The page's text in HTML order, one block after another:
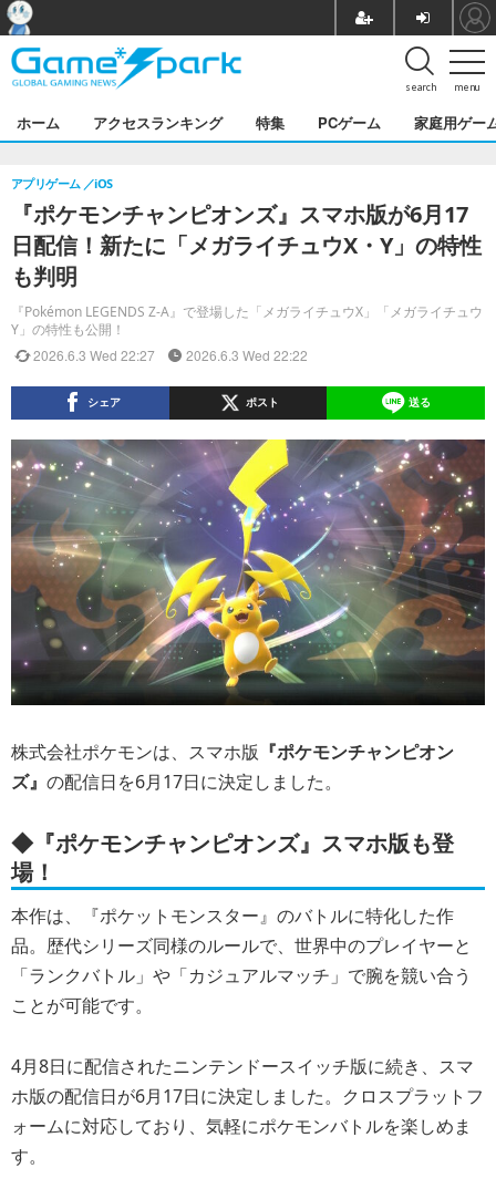
menu
search
ホーム アクセスランキング 特集 PCゲーム 家庭用ゲー
『ポケモンチャンピオンズ』スマホ版が6月17
日配信！新たに「メガライチュウX・Y」の特性
も判明
『Pokémon LEGENDS Z-A』で登場した「メガライチュウX」「メガライチュウ
Y」の特性も公開！
アプリゲーム iOS
2026.6.3 Wed 22:27 2026.6.3 Wed 22:22
シェア ポスト 送る
株式会社ポケモンは、スマホ版 『ポケモンチャンピオン
ズ』 の配信日を6月17日に決定しました。
◆『ポケモンチャンピオンズ』スマホ版も登
場！
本作は、『ポケットモンスター』のバトルに特化した作
品。歴代シリーズ同様のルールで、世界中のプレイヤーと
「ランクバトル」や「カジュアルマッチ」で腕を競い合う
ことが可能です。
4月8日に配信されたニンテンドースイッチ版に続き、スマ
ホ版の配信日が6月17日に決定しました。クロスプラットフ
ォームに対応しており、気軽にポケモンバトルを楽しめま
す。